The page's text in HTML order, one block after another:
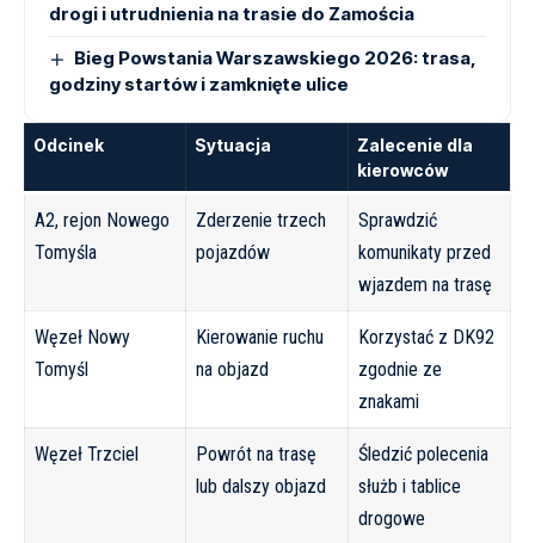
drogi i utrudnienia na trasie do Zamościa
Bieg Powstania Warszawskiego 2026: trasa,
godziny startów i zamknięte ulice
Odcinek Sytuacja
Zalecenie dla
kierowców
A2, rejon Nowego
Tomyśla
Zderzenie trzech
pojazdów
Sprawdzić
komunikaty przed
wjazdem na trasę
Węzeł Nowy
Tomyśl
Kierowanie ruchu
na objazd
Korzystać z DK92
zgodnie ze
znakami
Węzeł Trzciel
Powrót na trasę
lub dalszy objazd
Śledzić polecenia
służb i tablice
drogowe